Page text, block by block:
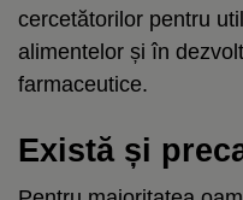
cercetătorilor pentru
alimentelor și în
farmaceutice.
Există și